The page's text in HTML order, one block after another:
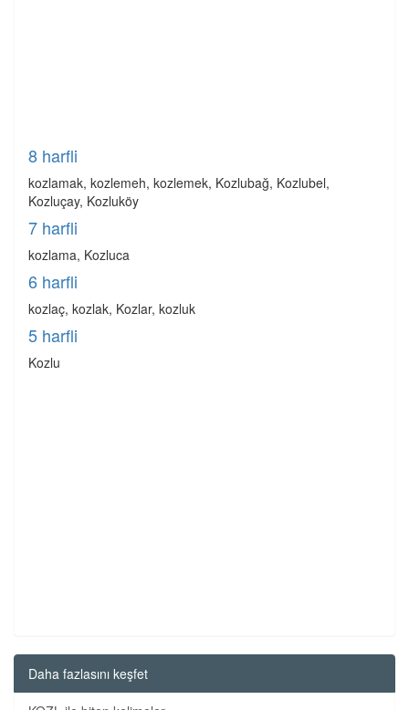
8 harfli
kozlamak, kozlemeh, kozlemek, Kozlubağ, Kozlubel,
Kozluçay, Kozluköy
7 harfli
kozlama, Kozluca
6 harfli
kozlaç, kozlak, Kozlar, kozluk
5 harfli
Kozlu
Daha fazlasını keşfet